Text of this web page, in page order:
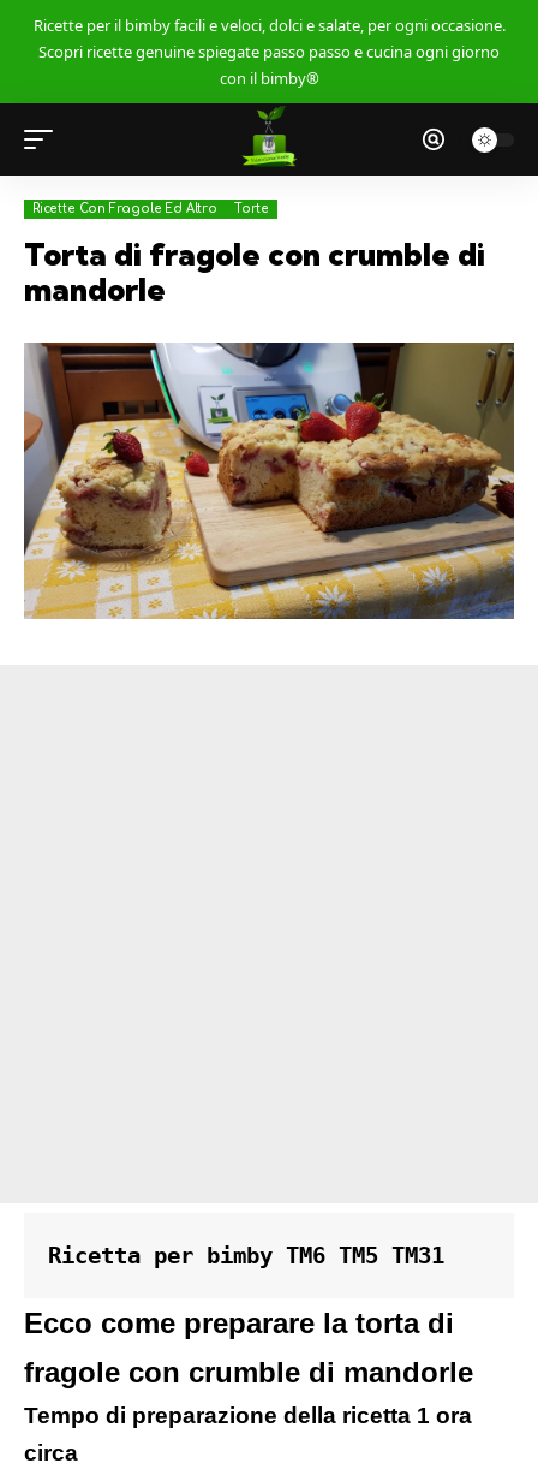
Ricette per il bimby facili e veloci, dolci e salate, per ogni occasione.
Scopri ricette genuine spiegate passo passo e cucina ogni giorno
con il bimby®
Ricette Con Fragole Ed Altro Torte
Torta di fragole con crumble di
mandorle
Ricetta per bimby TM6 TM5 TM31
Ecco come preparare la torta di
fragole con crumble di mandorle
Tempo di preparazione della ricetta 1 ora
circa